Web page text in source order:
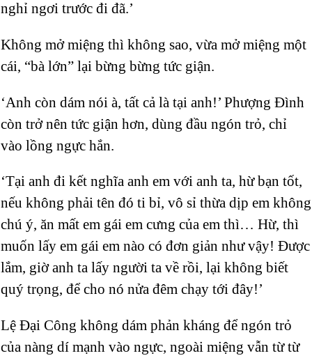
nghỉ ngơi trước đi đã.’
Không mở miệng thì không sao, vừa mở miệng một
cái, “bà lớn” lại bừng bừng tức giận.
‘Anh còn dám nói à, tất cả là tại anh!’ Phượng Đình
còn trở nên tức giận hơn, dùng đầu ngón trỏ, chỉ
vào lồng ngực hắn.
‘Tại anh đi kết nghĩa anh em với anh ta, hừ bạn tốt,
nếu không phải tên đó ti bỉ, vô sỉ thừa dịp em không
chú ý, ăn mất em gái em cưng của em thì… Hừ, thì
muốn lấy em gái em nào có đơn giản như vậy! Được
lắm, giờ anh ta lấy người ta về rồi, lại không biết
quý trọng, để cho nó nửa đêm chạy tới đây!’
Lệ Đại Công không dám phản kháng để ngón trỏ
của nàng dí mạnh vào ngực, ngoài miệng vẫn từ từ